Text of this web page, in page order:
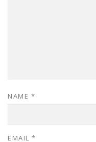
NAME *
EMAIL *